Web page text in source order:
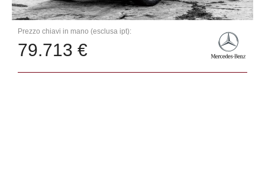
Prezzo chiavi in mano (esclusa ipt):
79.713 €